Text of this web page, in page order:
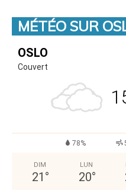
MÉTÉO SUR
OSLO
Couvert
78%
DIM
21 °
LUN
20°